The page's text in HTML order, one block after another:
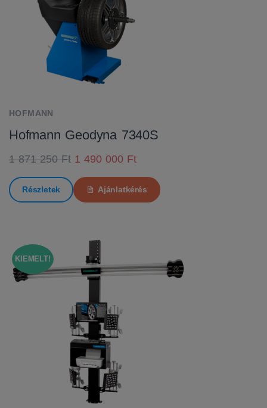
HOFMANN
Hofmann Geodyna 7340S
1 871 250 Ft 1 490 000 Ft
Részletek Ajánlatkérés
KIEMELT!